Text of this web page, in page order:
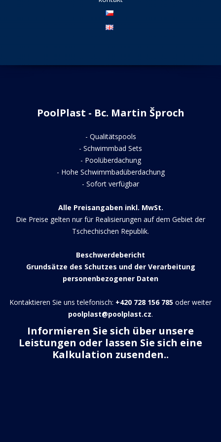
PoolPlast - Bc. Martin Šproch
-Qualitätspools
-Schwimmbad Sets
-Poolüberdachung
-Hohe Schwimmbadüberdachung
-Sofort verfügbar
Alle Preisangaben inkl. MwSt.
Die Preise gelten nur für Realisierungen auf dem Gebiet der
Tschechischen Republik.
Beschwerdebericht
Grundsätze des Schutzes und der Verarbeitung
personenbezogener Daten
Kontaktieren Sie uns telefonisch:+420 728 156 785oder weiter
poolplast@poolplast.cz.
Informieren Sie sich über unsere
Leistungen oder lassen Sie sich eine
Kalkulation zusenden..